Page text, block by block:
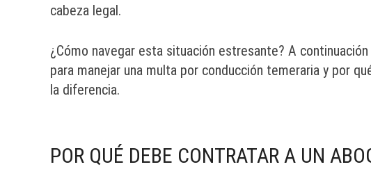
cabeza legal.
¿Cómo navegar esta situación estresante? A
para manejar una multa por conducción temeraria y por
la diferencia.
POR QUÉ DEBE CONTRATAR A UN